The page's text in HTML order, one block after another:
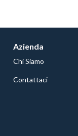
Azienda
Chi Siamo
Contattaci